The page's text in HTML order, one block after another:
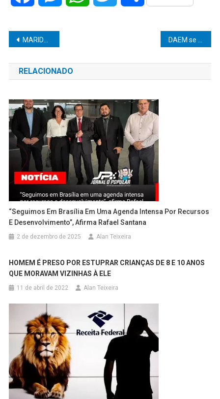
Navegação
de
Post
MARIDO DE PREFEITA É PRESO COM 86 PEDRAS DE CRACK EM CARRO OFICIAL DAEM se compromete a discutir plano de carreira com servidores(as)
RELACIONADO
“Seguimos Em Brasília Em Uma Agenda Intensa Por Recursos
E Desenvolvimento”, Afirma Rafael Santana
2 de dezembro de 2025 Alan Teixeira
HOMEM É PRESO POR ESTUPRAR CRIANÇAS DE 8 E 10 ANOS
QUE MORAVAM VIZINHAS À ELE
11 de abril de 2022 Alan Teixeira